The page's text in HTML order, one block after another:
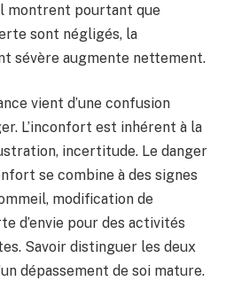
montrent pourtant que
sont négligés, la
sévère augmente nettement.
vient d’une confusion
L’inconfort est inhérent à la
incertitude. Le danger
se combine à des signes
modification de
d’envie pour des activités
Savoir distinguer les deux
dépassement de soi mature.